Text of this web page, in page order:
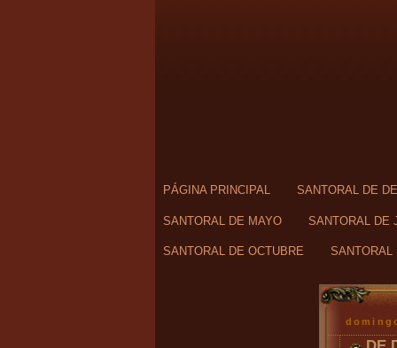
PÁGINA PRINCIPAL SANTORAL DE
SANTORAL DE MAYO SANTORAL DE
SANTORAL DE OCTUBRE SANTORAL